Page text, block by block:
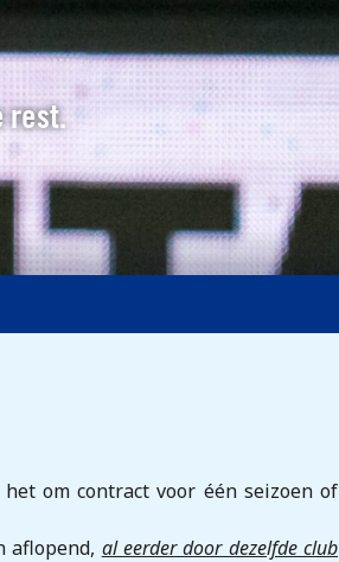
rest.
om contract voor één seizoen of
aflopend, al eerder door dezelfde club